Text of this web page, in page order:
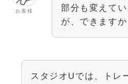
お客様
部分も変えて
が、できますか
スタジオUでは、トレ